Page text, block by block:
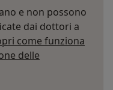
e non possono
dai dottori a
come funziona
delle